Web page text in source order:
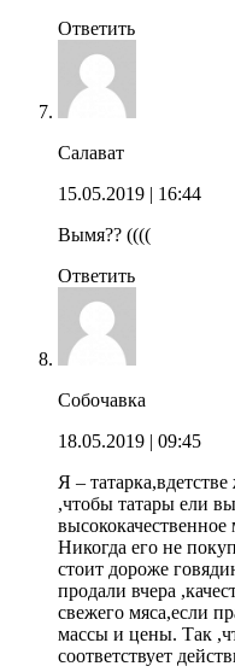
Ответить
Салават
15.05.2019 | 16:44
Вымя?? ((((
Ответить
Собочавка
18.05.2019 | 09:45
Я –
,чтобы татары ели
Никогда его не
стоит дороже
продали вчера
свежего мяса,если
массы и цены. Так
соответствует